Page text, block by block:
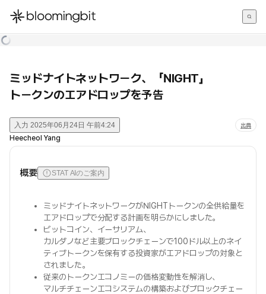
한국어
ミッドナイトネットワーク、「NIGHT」
トークンのエアドロップを予告
入力 2025年06月24日 午前4:24 出典
Heecheol Yang
概要 STAT AIのご案内
ミッドナイトネットワークがNIGHTトークンの全供給量を
エアドロップで分配する計画を明らかにしました。
ビットコイン、イーサリアム、
カルダノなど主要ブロックチェーンで100ドル以上のネイ
ティブトークンを保有する投資家がエアドロップの対象と
されました。
従来のトークンエコノミーの価格変動性を解消し、
マルチチェーンエコシステムの構築およびブロックチェー